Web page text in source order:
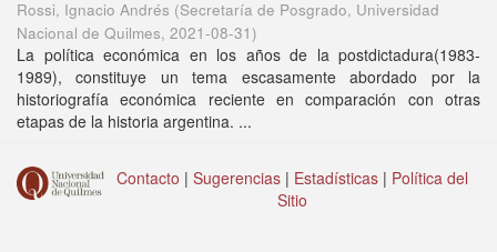
Rossi, Ignacio Andrés (Secretaría de Posgrado, Universidad
Nacional de Quilmes, 2021-08-31)
La política económica en los años de la postdictadura(1983-
1989), constituye un tema escasamente abordado por la
historiografía económica reciente en comparación con otras
etapas de la historia argentina. ...
Contacto | Sugerencias | Estadísticas | Política del
Sitio